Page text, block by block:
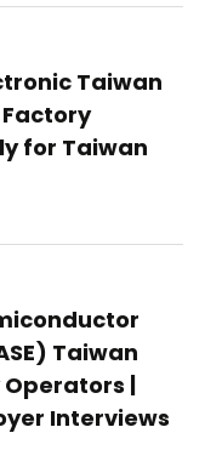
Taiwan
for Taiwan
Taiwan
|
Interviews